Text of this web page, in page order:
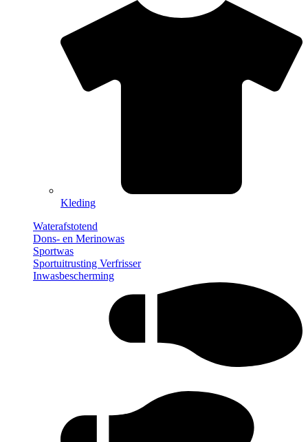
Kleding
Waterafstotend
Dons- en Merinowas
Sportwas
Sportuitrusting Verfrisser
Inwasbescherming